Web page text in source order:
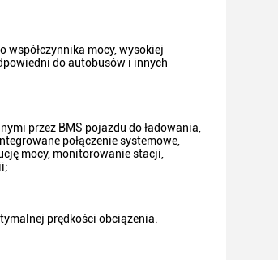
współczynnika mocy, wysokiej
do autobusów i innych
przez BMS pojazdu do ładowania,
połączenie systemowe,
mocy, monitorowanie stacji,
prędkości obciążenia.